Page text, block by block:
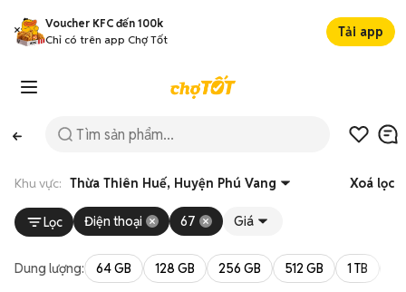
Voucher KFC đến 100k
Chỉ có trên app Chợ Tốt
Tải app
Khu vực: Thừa Thiên Huế, Huyện Phú Vang Xoá lọc
Lọc Điện thoại 67 Giá
Dung lượng: 64 GB 128 GB 256 GB 512 GB 1 TB